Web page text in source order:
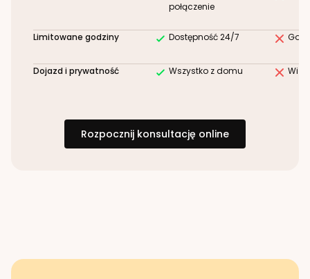
połączenie
Limitowane godziny Dostępność 24/7
Dojazd i prywatność Wszystko z domu
Rozpocznij konsultację online